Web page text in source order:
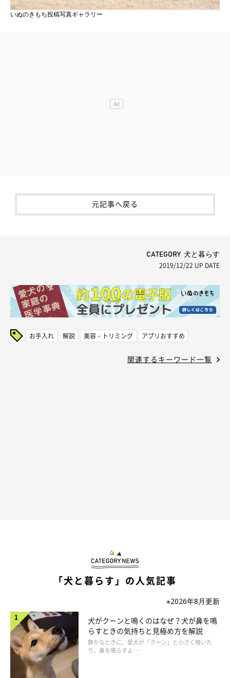
いぬのきもち投稿写真ギャラリー
元記事へ戻る
CATEGORY 犬と暮らす
2019/12/22 UP DATE
お手入れ 解説 美容・トリミング アプリおすすめ
関連するキーワード一覧
「犬と暮らす」の人気記事
※2026年8月更新
犬がクーンと鳴くのはなぜ？犬が鼻を鳴
らすときの気持ちと見極め方を解説
静かなときに、愛犬が「クーン」と小さく鳴いた
り、鼻を鳴らすよ …